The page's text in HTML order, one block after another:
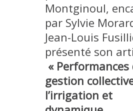
WORKING PAPERS
THEMATIC NOTES
FOR THE PUBLIC
Montginoul,
par Sylvie
Jean-Louis
présenté son
« Performances
gestion
l’irrigation et